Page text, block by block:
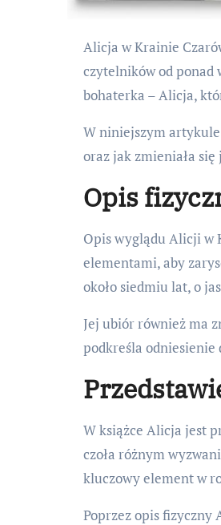
Alicja w Krainie Czarów to klasyczna powieść napisana przez Lewisa Carrolla, która fascynuje
czytelników od ponad
bohaterka – Alicja,
W niniejszym
oraz jak zmieniała
Opis
Opis wyglądu Alicji w
elementami, aby
około siedmiu lat, o
Jej ubiór również ma
podkreśla odniesienie
W książce Alicja jest
czoła różnym
kluczowy element w
Poprzez opis